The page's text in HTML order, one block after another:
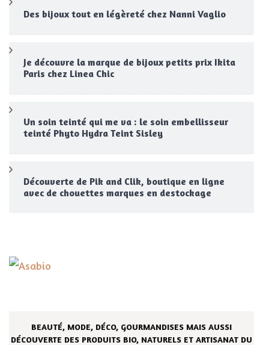
Des bijoux tout en légèreté chez Nanni Vaglio
Je découvre la marque de bijoux petits prix Ikita
Paris chez Linea Chic
Un soin teinté qui me va : le soin embellisseur
teinté Phyto Hydra Teint Sisley
Découverte de Pik and Clik, boutique en ligne
avec de chouettes marques en destockage
BEAUTÉ, MODE, DÉCO, GOURMANDISES MAIS AUSSI
DÉCOUVERTE DES PRODUITS BIO, NATURELS ET ARTISANAT DU